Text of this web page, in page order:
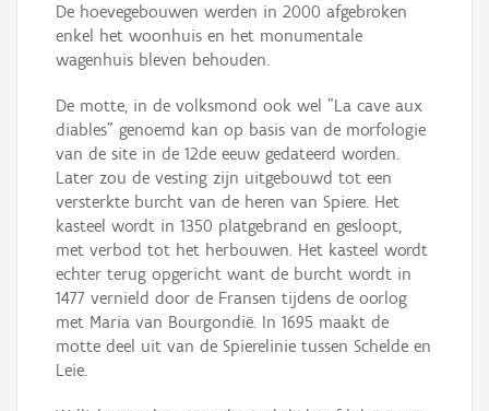
De hoevegebouwen werden in 2000 afgebroken
enkel het woonhuis en het monumentale
wagenhuis bleven behouden.
De motte, in de volksmond ook wel "La cave aux
diables" genoemd kan op basis van de morfologie
van de site in de 12de eeuw gedateerd worden.
Later zou de vesting zijn uitgebouwd tot een
versterkte burcht van de heren van Spiere. Het
kasteel wordt in 1350 platgebrand en gesloopt,
met verbod tot het herbouwen. Het kasteel wordt
echter terug opgericht want de burcht wordt in
1477 vernield door de Fransen tijdens de oorlog
met Maria van Bourgondië. In 1695 maakt de
motte deel uit van de Spierelinie tussen Schelde en
Leie.